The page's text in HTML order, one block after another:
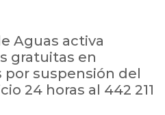
Aguas activa
gratuitas en
por suspensión del
24 horas al 442 211